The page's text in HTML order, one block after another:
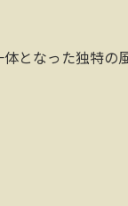
となった独特の